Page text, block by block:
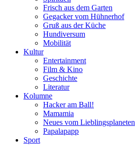
Frisch aus dem Garten
Gegacker vom Hühnerhof
Gruß aus der Küche
Hundiversum
Mobilität
Kultur
Entertainment
Film & Kino
Geschichte
Literatur
Kolumne
Hacker am Ball!
Mamamia
Neues vom Lieblingsplaneten
Papalapapp
Sport